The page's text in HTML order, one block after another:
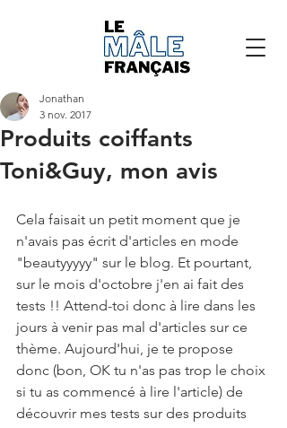
Produits coiffants
Toni&Guy, mon avis
Jonathan
3 nov. 2017
Cela faisait un petit moment que je
n'avais pas écrit d'articles en mode
"beautyyyyy" sur le blog. Et pourtant,
sur le mois d'octobre j'en ai fait des
tests !! Attend-toi donc à lire dans les
jours à venir pas mal d'articles sur ce
thème. Aujourd'hui, je te propose
donc (bon, OK tu n'as pas trop le choix
si tu as commencé à lire l'article) de
découvrir mes tests sur des produits